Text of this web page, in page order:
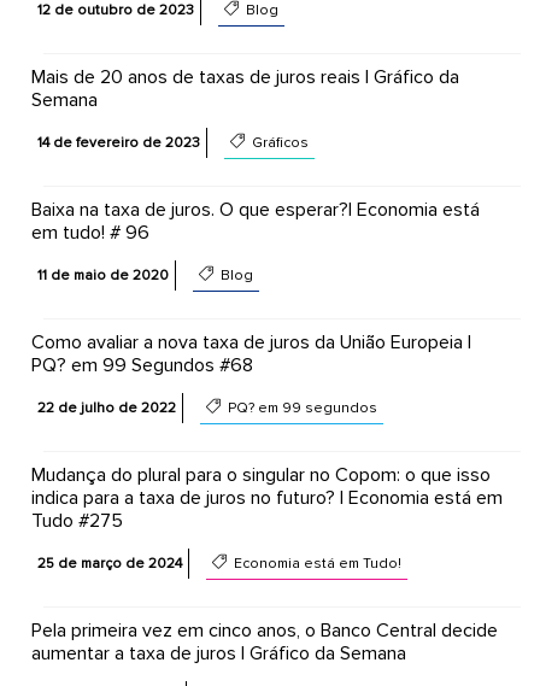
12 de outubro de 2023 Blog
Mais de 20 anos de taxas de juros reais | Gráfico da
Semana
14 de fevereiro de 2023 Gráficos
Baixa na taxa de juros. O que esperar?| Economia está
em tudo! # 96
11 de maio de 2020 Blog
Como avaliar a nova taxa de juros da União Europeia |
PQ? em 99 Segundos #68
22 de julho de 2022 PQ? em 99 segundos
Mudança do plural para o singular no Copom: o que isso
indica para a taxa de juros no futuro? | Economia está em
Tudo #275
25 de março de 2024 Economia está em Tudo!
Pela primeira vez em cinco anos, o Banco Central decide
aumentar a taxa de juros | Gráfico da Semana